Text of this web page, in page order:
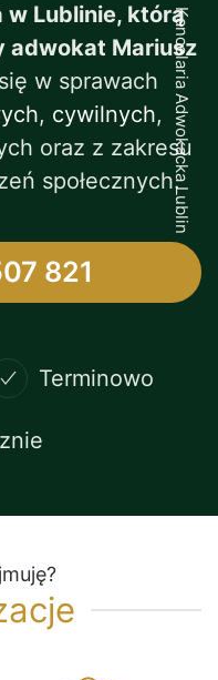
Lublinie, którą
adwokat Mariusz
w sprawach
, cywilnych,
oraz z zakresu
społecznych.
821
Terminowo
Kancelaria Adwokacka Lublin